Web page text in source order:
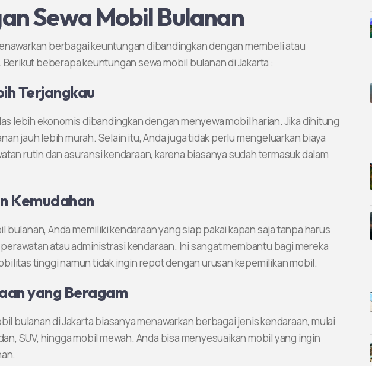
Sewa Mobil Bulanan
berbagai keuntungan dibandingkan dengan membeli atau
beberapa keuntungan sewa mobil bulanan di Jakarta :
Terjangkau
lebih ekonomis dibandingkan dengan menyewa mobil harian. Jika dihitung
jauh lebih murah. Selain itu, Anda juga tidak perlu mengeluarkan biaya
rutin dan asuransi kendaraan, karena biasanya sudah termasuk dalam
Kemudahan
bulanan, Anda memiliki kendaraan yang siap pakai kapan saja tanpa harus
atau administrasi kendaraan. Ini sangat membantu bagi mereka
tinggi namun tidak ingin repot dengan urusan kepemilikan mobil.
yang Beragam
bulanan di Jakarta biasanya menawarkan berbagai jenis kendaraan, mulai
SUV, hingga mobil mewah. Anda bisa menyesuaikan mobil yang ingin